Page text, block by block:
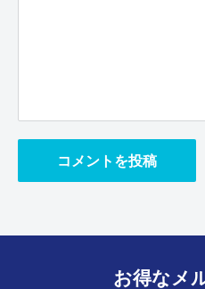
コメントを投稿
お得なメ